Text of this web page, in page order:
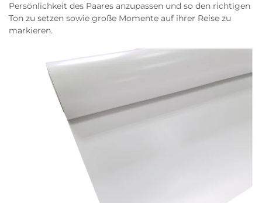
Persönlichkeit des Paares anzupassen und so den richtigen
Ton zu setzen sowie große Momente auf ihrer Reise zu
markieren.